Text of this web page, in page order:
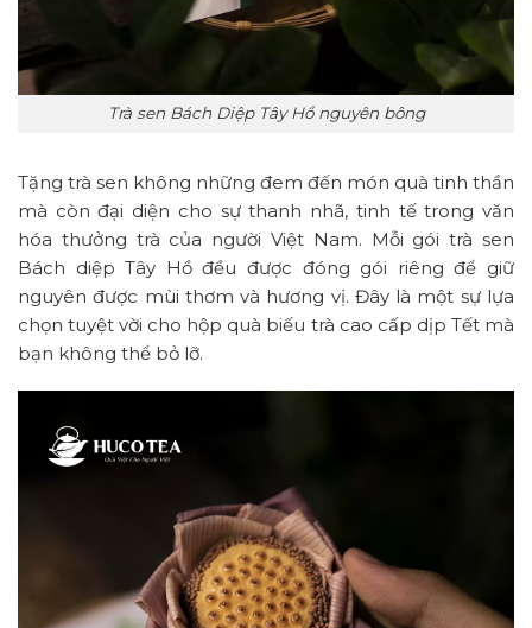
Trà sen Bách Diệp Tây Hồ nguyên bông
Tặng trà sen không những đem đến món quà tinh thần
mà còn đại diện cho sự thanh nhã, tinh tế trong văn
hóa thưởng trà của người Việt Nam. Mỗi gói trà sen
Bách diệp Tây Hồ đều được đóng gói riêng để giữ
nguyên được mùi thơm và hương vị. Đây là một sự lựa
chọn tuyệt vời cho hộp quà biếu trà cao cấp dịp Tết mà
bạn không thể bỏ lỡ.